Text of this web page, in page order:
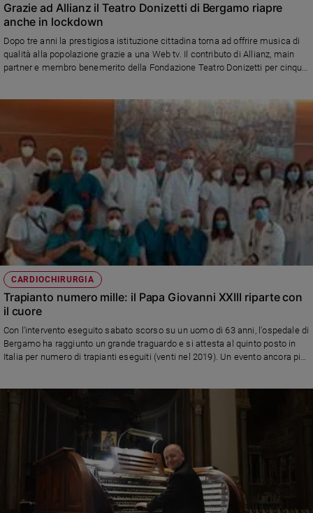
Grazie ad Allianz il Teatro Donizetti di Bergamo riapre
anche in lockdown
Dopo tre anni la prestigiosa istituzione cittadina torna ad offrire musica di
qualità alla popolazione grazie a una Web tv. Il contributo di Allianz, main
partner e membro benemerito della Fondazione Teatro Donizetti per cinque
CARDIOCHIRURGIA
Trapianto numero mille: il Papa Giovanni XXIII riparte con
il cuore
Con l'intervento eseguito sabato scorso su un uomo di 63 anni, l'ospedale di
Bergamo ha raggiunto un grande traguardo e si attesta al quinto posto in
Italia per numero di trapianti eseguiti (venti nel 2019). Un evento ancora più